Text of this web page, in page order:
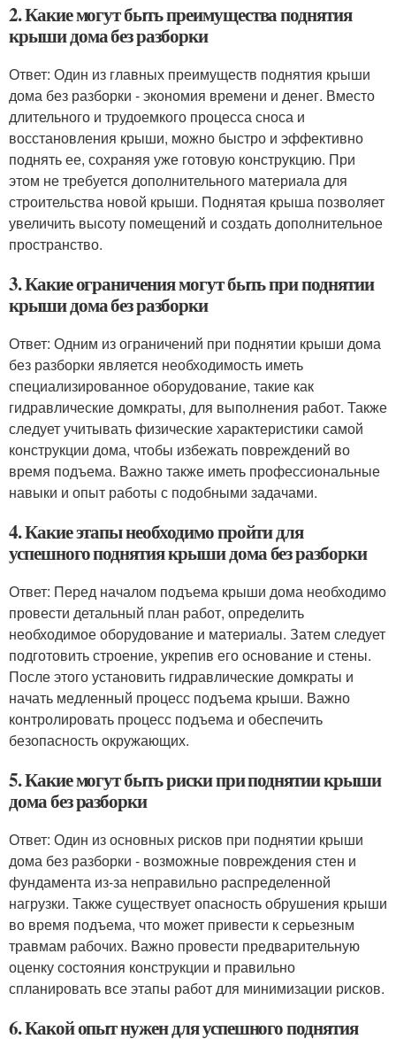
2. Какие могут быть преимущества поднятия
крыши дома без разборки
Ответ: Один из главных преимуществ поднятия крыши
дома без разборки - экономия времени и денег. Вместо
длительного и трудоемкого процесса сноса и
восстановления крыши, можно быстро и эффективно
поднять ее, сохраняя уже готовую конструкцию. При
этом не требуется дополнительного материала для
строительства новой крыши. Поднятая крыша позволяет
увеличить высоту помещений и создать дополнительное
пространство.
3. Какие ограничения могут быть при поднятии
крыши дома без разборки
Ответ: Одним из ограничений при поднятии крыши дома
без разборки является необходимость иметь
специализированное оборудование, такие как
гидравлические домкраты, для выполнения работ. Также
следует учитывать физические характеристики самой
конструкции дома, чтобы избежать повреждений во
время подъема. Важно также иметь профессиональные
навыки и опыт работы с подобными задачами.
4. Какие этапы необходимо пройти для
успешного поднятия крыши дома без разборки
Ответ: Перед началом подъема крыши дома необходимо
провести детальный план работ, определить
необходимое оборудование и материалы. Затем следует
подготовить строение, укрепив его основание и стены.
После этого установить гидравлические домкраты и
начать медленный процесс подъема крыши. Важно
контролировать процесс подъема и обеспечить
безопасность окружающих.
5. Какие могут быть риски при поднятии крыши
дома без разборки
Ответ: Один из основных рисков при поднятии крыши
дома без разборки - возможные повреждения стен и
фундамента из-за неправильно распределенной
нагрузки. Также существует опасность обрушения крыши
во время подъема, что может привести к серьезным
травмам рабочих. Важно провести предварительную
оценку состояния конструкции и правильно
спланировать все этапы работ для минимизации рисков.
6. Какой опыт нужен для успешного поднятия